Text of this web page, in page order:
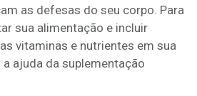
as defesas do seu corpo. Para
sua alimentação e incluir
vitaminas e nutrientes em sua
ajuda da suplementação